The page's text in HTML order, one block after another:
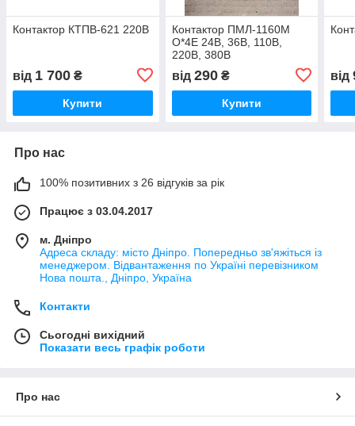
Контактор КТПВ-621 220В
від 1 700 ₴
Купити
Контактор ПМЛ-1160М
О*4Е 24В, 36В, 110В,
220В, 380В
від 290₴
Купити
від
Про нас
100% позитивних з 26 відгуків за рік
Працює з 03.04.2017
м. Дніпро
Адреса складу: місто Дніпро. Попередньо зв'яжіться із
менеджером. Відвантаження по Україні перевізником
Нова пошта., Дніпро, Україна
Контакти
Сьогодні вихідний
Показати весь графік роботи
Про нас